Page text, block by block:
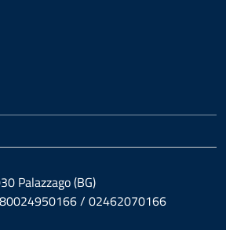
Palazzago (BG)
/ 02462070166